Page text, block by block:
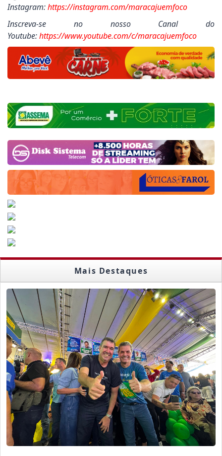
Instagram:https://instagram.com/maracajuemfoco
Inscreva-se no nosso Canal do
Youtube:https://www.youtube.com/c/maracajuemfoco
Mais Destaques